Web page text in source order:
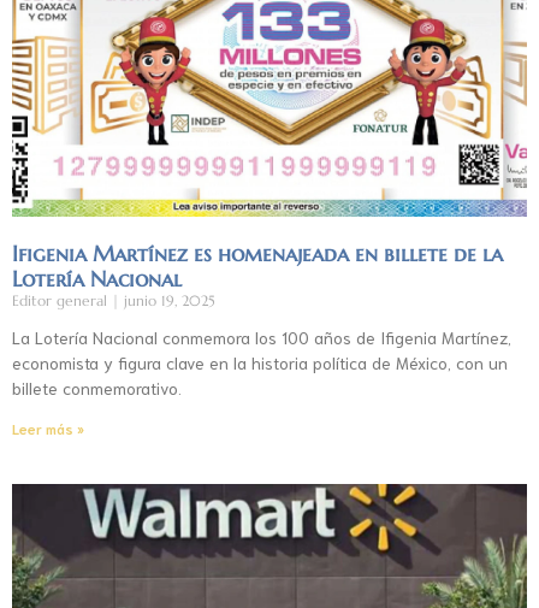
Ifigenia Martínez es homenajeada en billete de la
Lotería Nacional
Editor general junio 19, 2025
La Lotería Nacional conmemora los 100 años de Ifigenia Martínez,
economista y figura clave en la historia política de México, con un
billete conmemorativo.
Leer más »